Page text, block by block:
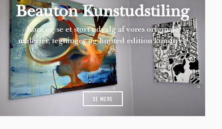
Beauton Kunstudstiling
Kom og se et stort udvalg af vores originale
malerier, tegninger og limited edition kunsttryk
SE MERE